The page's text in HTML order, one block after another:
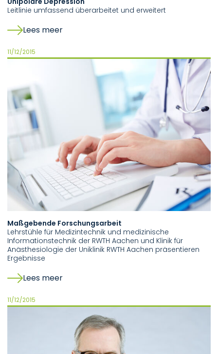
Leitlinie umfassend überarbeitet und erweitert
Lees meer
11/12/2015
Maßgebende Forschungsarbeit
Lehrstühle für Medizintechnik und medizinische
Informationstechnik der RWTH Aachen und Klinik für
Anästhesiologie der Uniklinik RWTH Aachen präsentieren
Ergebnisse
Lees meer
11/12/2015